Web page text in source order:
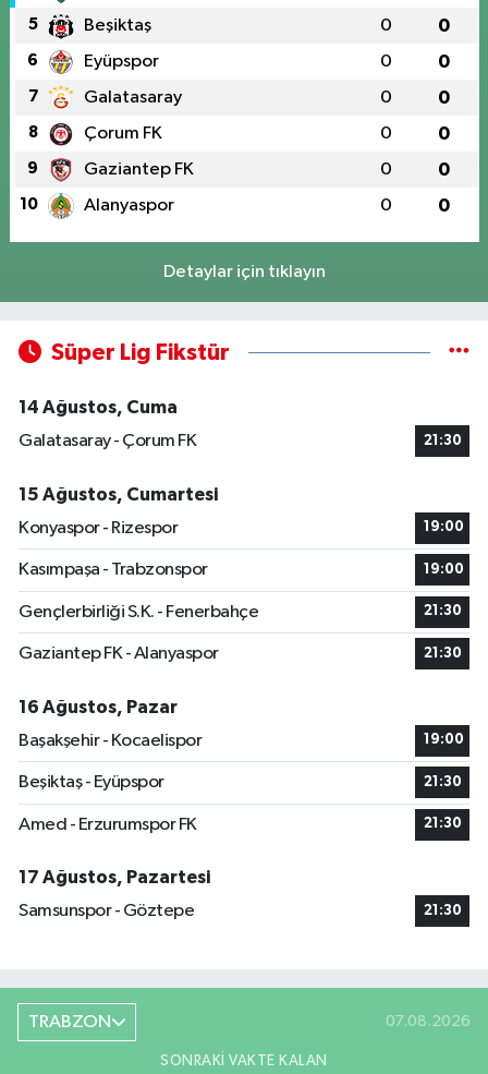
5 Beşiktaş 0 0
6 Eyüpspor 0 0
7 Galatasaray 0 0
8 Çorum FK 0 0
9 Gaziantep FK 0 0
10 Alanyaspor 0 0
Detaylar için tıklayın
Süper Lig Fikstür
14 Ağustos, Cuma
Galatasaray - Çorum FK
21:30
15 Ağustos, Cumartesi
Konyaspor - Rizespor
19:00
Kasımpaşa - Trabzonspor 19:00
Gençlerbirliği S.K. - Fenerbahçe 21:30
Gaziantep FK - Alanyaspor 21:30
16 Ağustos, Pazar
Başakşehir - Kocaelispor
19:00
Beşiktaş - Eyüpspor 21:30
Amed - Erzurumspor FK 21:30
17 Ağustos, Pazartesi
Samsunspor - Göztepe
21:30
TRABZON 07.08.2026
SONRAKI VAKTE KALAN